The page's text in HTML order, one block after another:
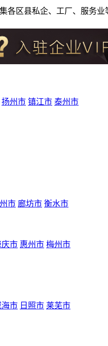
各区县私企、工厂、服务
扬州市 镇江市 泰州市
市 廊坊市 衡水市
庆市 惠州市 梅州市
海市 日照市 莱芜市